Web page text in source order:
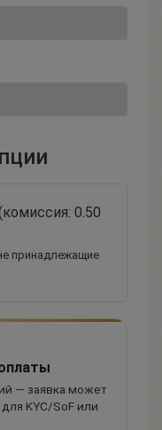
0.50
принадлежащие
— заявка может
KYC/SoF или